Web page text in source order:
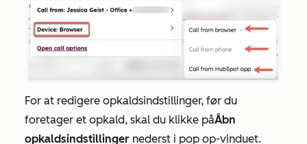
For at redigere opkaldsindstillinger, før du
foretager et opkald, skal du klikke påÅbn
opkaldsindstillinger nederst i pop op-vinduet.